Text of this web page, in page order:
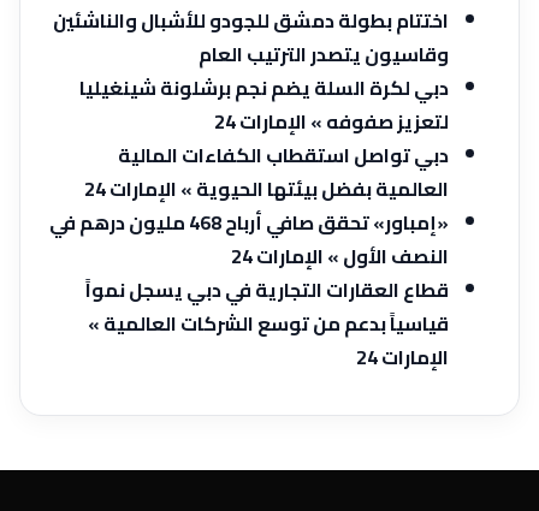
اختتام بطولة دمشق للجودو للأشبال والناشئين
وقاسيون يتصدر الترتيب العام
دبي لكرة السلة يضم نجم برشلونة شينغيليا
لتعزيز صفوفه » الإمارات 24
دبي تواصل استقطاب الكفاءات المالية
العالمية بفضل بيئتها الحيوية » الإمارات 24
«إمباور» تحقق صافي أرباح 468 مليون درهم في
النصف الأول » الإمارات 24
قطاع العقارات التجارية في دبي يسجل نمواً
قياسياً بدعم من توسع الشركات العالمية »
الإمارات 24